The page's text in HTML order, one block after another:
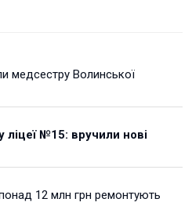
медсестру Волинської
№15: вручили нові
12 млн грн ремонтують